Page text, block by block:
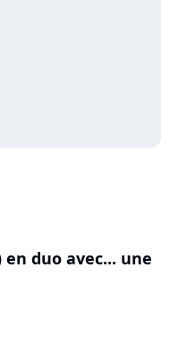
duo avec... une